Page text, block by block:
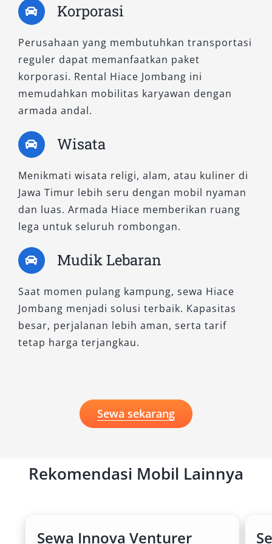
di Jombang, dan rasakan sendiri bagaimana
mampu membuat setiap perjalanan lebih
praktis, efisien, dan menyenangkan.
Korporasi
Perusahaan yang membutuhkan transportasi
reguler dapat memanfaatkan paket
korporasi. Rental Hiace Jombang ini
memudahkan mobilitas karyawan dengan
armada andal.
Wisata
Menikmati wisata religi, alam, atau kuliner di
Jawa Timur lebih seru dengan mobil nyaman
dan luas. Armada Hiace memberikan ruang
lega untuk seluruh rombongan.
Mudik Lebaran
Saat momen pulang kampung, sewa Hiace
Jombang menjadi solusi terbaik. Kapasitas
besar, perjalanan lebih aman, serta tarif
tetap harga terjangkau.
Sewa sekarang
Rekomendasi Mobil Lainnya
Sewa Innova Venturer